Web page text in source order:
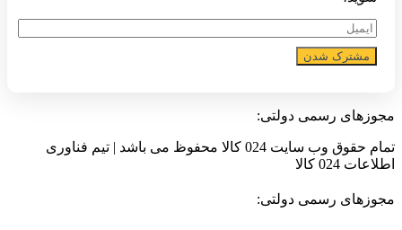
مشترک شدن
مجوزهای رسمی دولتی:
تمام حقوق وب سایت 024 کالا محفوظ می باشد | تیم فناوری
اطلاعات 024 کالا
مجوزهای رسمی دولتی: